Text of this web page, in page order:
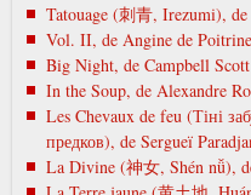
Tatouage (刺青, Irezumi),
Vol. II, de Angine de
Big Night, de Campbell
In the Soup, de Alexandre
Les Chevaux de feu (Тіні
предков), de Sergueï
La Divine (神女, Shén nǚ),